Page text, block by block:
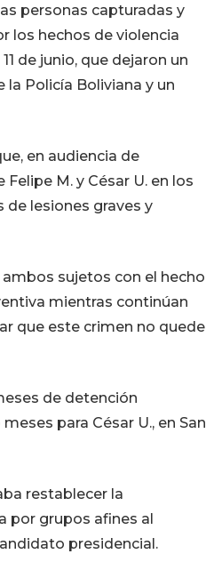
personas capturadas y
los hechos de violencia
de junio, que dejaron un
Policía Boliviana y un
en audiencia de
M. y César U. en los
lesiones graves y
sujetos con el hecho
mientras continúan
que este crimen no quede
de detención
para César U., en San
restablecer la
por grupos afines al
presidencial.